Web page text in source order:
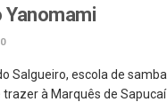
Yanomami
0
Salgueiro, escola de samba
à Marquês de Sapucaí